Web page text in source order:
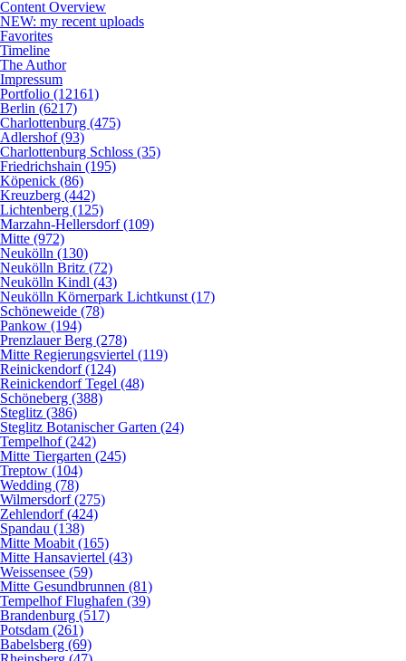
Content Overview
NEW: my recent uploads
Favorites
Timeline
The Author
Impressum
Portfolio (12161)
Berlin (6217)
Charlottenburg (475)
Adlershof (93)
Charlottenburg Schloss (35)
Friedrichshain (195)
Köpenick (86)
Kreuzberg (442)
Lichtenberg (125)
Marzahn-Hellersdorf (109)
Mitte (972)
Neukölln (130)
Neukölln Britz (72)
Neukölln Kindl (43)
Neukölln Körnerpark Lichtkunst (17)
Schöneweide (78)
Pankow (194)
Prenzlauer Berg (278)
Mitte Regierungsviertel (119)
Reinickendorf (124)
Reinickendorf Tegel (48)
Schöneberg (388)
Steglitz (386)
Steglitz Botanischer Garten (24)
Tempelhof (242)
Mitte Tiergarten (245)
Treptow (104)
Wedding (78)
Wilmersdorf (275)
Zehlendorf (424)
Spandau (138)
Mitte Moabit (165)
Mitte Hansaviertel (43)
Weissensee (59)
Mitte Gesundbrunnen (81)
Tempelhof Flughafen (39)
Brandenburg (517)
Potsdam (261)
Babelsberg (69)